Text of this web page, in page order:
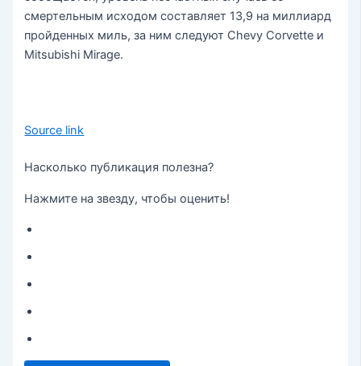
смертельным исходом составляет 13,9 на миллиард
пройденных миль, за ним следуют Chevy Corvette и
Mitsubishi Mirage.
Source link
Насколько публикация полезна?
Нажмите на звезду, чтобы оценить!